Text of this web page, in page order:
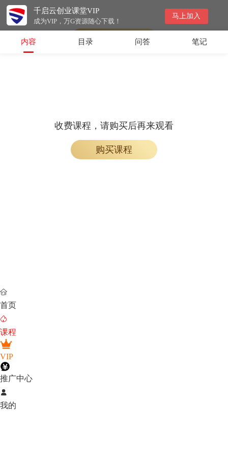
千启云创业课堂VIP
成为VIP，万G资源随心下载！
马上加入
收费课程，购买后即可解锁观看
内容 目录 问答 笔记
收费课程，请购买后再来观看
购买课程

首页

课程
VIP
推广中心

我的